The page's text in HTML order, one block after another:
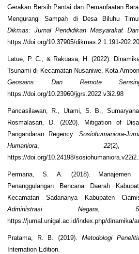
Gerakan Bersih Pantai dan Pemanfaatan
Mengurangi Sampah di Desa Biluhu
Dikmas: Jurnal Pendidikan Masyarakat
https://doi.org/10.37905/dikmas.2.1.191-
Latue, P. C., & Rakuasa, H. (2022).
Tsunami di Kecamatan Nusaniwe, Kota
Geosains Dan Remote
https://doi.org/10.23960/jgrs.2022.v3i2.98
Pancasilawan, R., Utami, S. B.,
Rosmalasari, D. (2020). Mitigation of
Pangandaran Regency. Sosiohumaniora-
Humaniora, 22(2),
https://doi.org/10.24198/
Permana, S. A. (2018). Manajemen
Penanggulangan Bencana Daerah
Kecamatan Sadananya Kabupaten
Administrasi Negara, 5
https://jurnal.unigal.ac.id/index.php/dinamika/
Pratama, R. B. (2019). Metodologi
Internation Edition.